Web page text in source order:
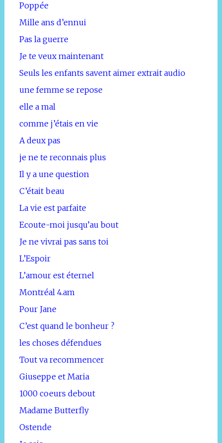
Poppée
Mille ans d’ennui
Pas la guerre
Je te veux maintenant
Seuls les enfants savent aimer extrait audio
une femme se repose
elle a mal
comme j’étais en vie
A deux pas
je ne te reconnais plus
Il y a une question
C’était beau
La vie est parfaite
Ecoute-moi jusqu’au bout
Je ne vivrai pas sans toi
L’Espoir
L’amour est éternel
Montréal 4.am
Pour Jane
C’est quand le bonheur ?
les choses défendues
Tout va recommencer
Giuseppe et Maria
1000 coeurs debout
Madame Butterfly
Ostende